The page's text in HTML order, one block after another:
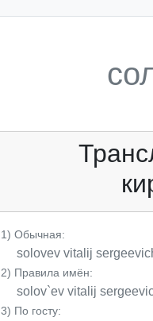
1) Обычная:
solovev vitalij
2) Правила имён:
solov`ev vitalij
3) По госту: